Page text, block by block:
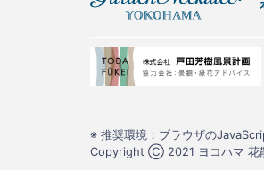
※ 推奨環境：ブラウザの
Copyright Ⓒ 2021 ヨコハマ 花